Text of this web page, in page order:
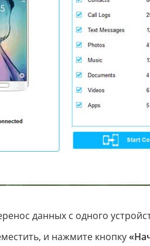
данных с одного
и нажмите кнопку